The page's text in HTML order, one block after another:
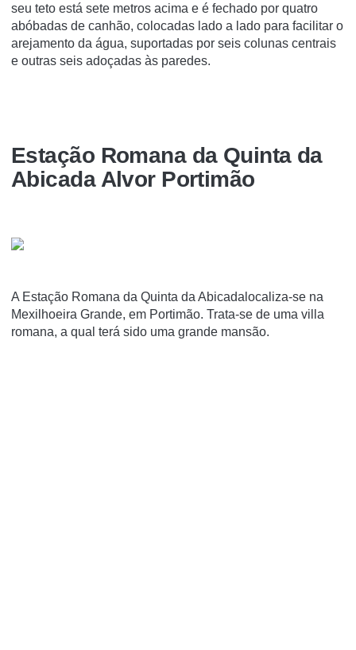
seu teto está sete metros acima e é fechado por quatro
abóbadas de canhão, colocadas lado a lado para facilitar o
arejamento da água, suportadas por seis colunas centrais
e outras seis adoçadas às paredes.
Estação Romana da Quinta da
Abicada Alvor Portimão
A Estação Romana da Quinta da Abicadalocaliza-se na
Mexilhoeira Grande, em Portimão. Trata-se de uma villa
romana, a qual terá sido uma grande mansão.